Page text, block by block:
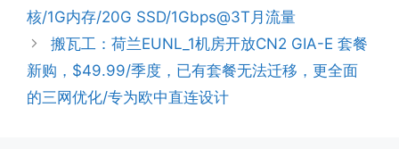
核/1G内存/20G SSD/1Gbps@3T月流量
搬瓦工：荷兰EUNL_1机房开放CN2 GIA-E 套餐
新购，$49.99/季度，已有套餐无法迁移，更全面
的三网优化/专为欧中直连设计